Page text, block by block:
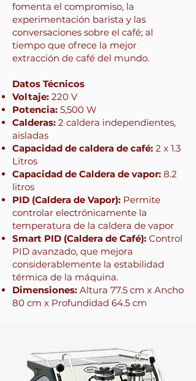
fomenta el compromiso, la
experimentación barista y las
conversaciones sobre el café; al
tiempo que ofrece la mejor
extracción de café del mundo.
Datos Técnicos
Voltaje: 220 V
Potencia: 5,500 W
Calderas: 2 caldera independientes,
aisladas
Capacidad de caldera de café: 2 x 1.3
Litros
Capacidad de Caldera de vapor: 8.2
litros
PID (Caldera de Vapor): Permite
controlar electrónicamente la
temperatura de la caldera de vapor
Smart PID (Caldera de Café): Control
PID avanzado, que mejora
considerablemente la estabilidad
térmica de la máquina.
Dimensiones: Altura 77.5 cm x Ancho
80 cm x Profundidad 64.5 cm